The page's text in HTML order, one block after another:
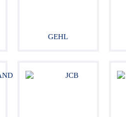
GEHL